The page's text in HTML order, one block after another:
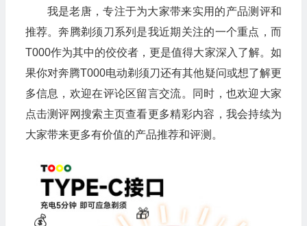
我是老唐，专注于为大家带来实用的产品测评和
推荐。奔腾剃须刀系列是我近期关注的一个重点，而
T000作为其中的佼佼者，更是值得大家深入了解。如
果你对奔腾T000电动剃须刀还有其他疑问或想了解更
多信息，欢迎在评论区留言交流。同时，也欢迎大家
点击测评网搜索主页查看更多精彩内容，我会持续为
大家带来更多有价值的产品推荐和评测。
🧧🧧